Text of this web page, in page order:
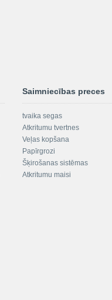
Saimniecības preces
tvaika segas
Atkritumu tvertnes
Veļas kopšana
Papīrgrozi
Šķirošanas sistēmas
Atkritumu maisi